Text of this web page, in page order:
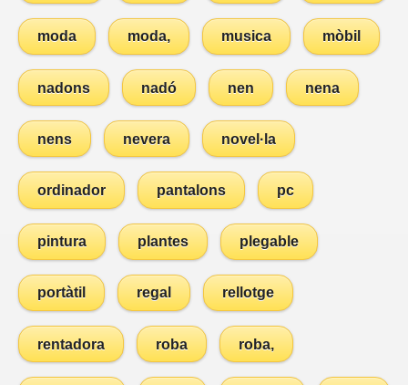
moda moda, musica mòbil
nadons nadó nen nena
nens nevera novel·la
ordinador pantalons pc
pintura plantes plegable
portàtil regal rellotge
rentadora roba roba,